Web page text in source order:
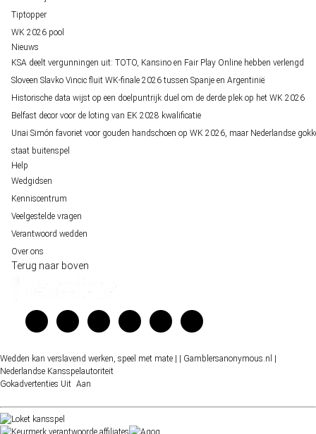
Tiptopper
WK 2026 pool
Nieuws
KSA deelt vergunningen uit: TOTO, Kansino en Fair Play Online hebben verlengd
Sloveen Slavko Vincic fluit WK-finale 2026 tussen Spanje en Argentinië
Historische data wijst op een doelpuntrijk duel om de derde plek op het WK 2026
Belfast decor voor de loting van EK 2028 kwalificatie
Unai Simón favoriet voor gouden handschoen op WK 2026, maar Nederlandse
staat buitenspel
Help
Wedgidsen
Kenniscentrum
Veelgestelde vragen
Verantwoord wedden
Over ons
Terug naar boven
Wedden kan verslavend werken, speel met mate | | Gamblersanonymous.nl
Nederlandse Kansspelautoriteit
Gokadvertenties Uit Aan